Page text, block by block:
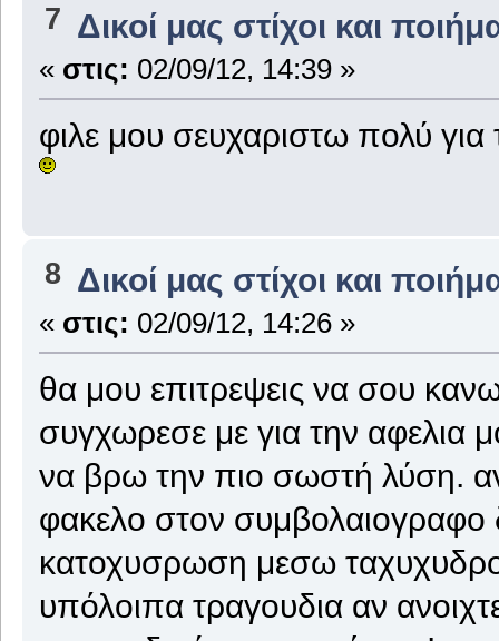
7 Δικοί μας στίχοι και
« στις: 02/09/12, 14:39 »
φιλε μου σευχαριστω πολύ για
8 Δικοί μας στίχοι και
« στις: 02/09/12, 14:26 »
θα μου επιτρεψεις να σου
συγχωρεσε με για την αφελια
να βρω την πιο σωστή λύση.
φακελο στον συμβολαιογραφο
κατοχυσρωση μεσω
υπόλοιπα τραγουδια αν